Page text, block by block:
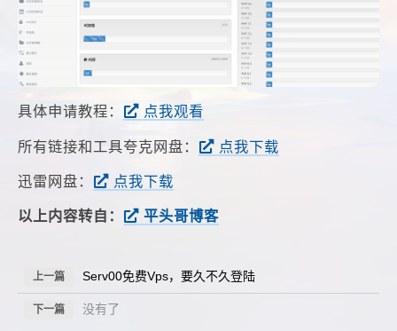
具体申请教程： 点我观看
所有链接和工具夸克网盘： 点我下载
迅雷网盘： 点我下载
以上内容转自： 平头哥博客
上一篇 Serv00免费Vps，要久不久登陆
下一篇 没有了